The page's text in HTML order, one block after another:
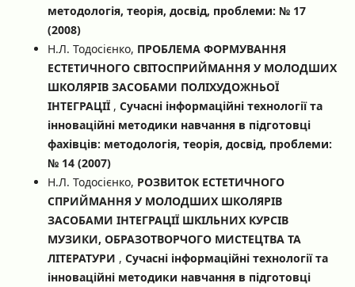
методологія, теорія, досвід, проблеми: № 17
(2008)
Н.Л. Тодосієнко, ПРОБЛЕМА ФОРМУВАННЯ
ЕСТЕТИЧНОГО СВІТОСПРИЙМАННЯ У МОЛОДШИХ
ШКОЛЯРІВ ЗАСОБАМИ ПОЛІХУДОЖНЬОЇ
ІНТЕГРАЦІЇ , Сучасні інформаційні технології та
інноваційні методики навчання в підготовці
фахівців: методологія, теорія, досвід, проблеми:
№ 14 (2007)
Н.Л. Тодосієнко, РОЗВИТОК ЕСТЕТИЧНОГО
СПРИЙМАННЯ У МОЛОДШИХ ШКОЛЯРІВ
ЗАСОБАМИ ІНТЕГРАЦІЇ ШКІЛЬНИХ КУРСІВ
МУЗИКИ, ОБРАЗОТВОРЧОГО МИСТЕЦТВА ТА
ЛІТЕРАТУРИ , Сучасні інформаційні технології та
інноваційні методики навчання в підготовці